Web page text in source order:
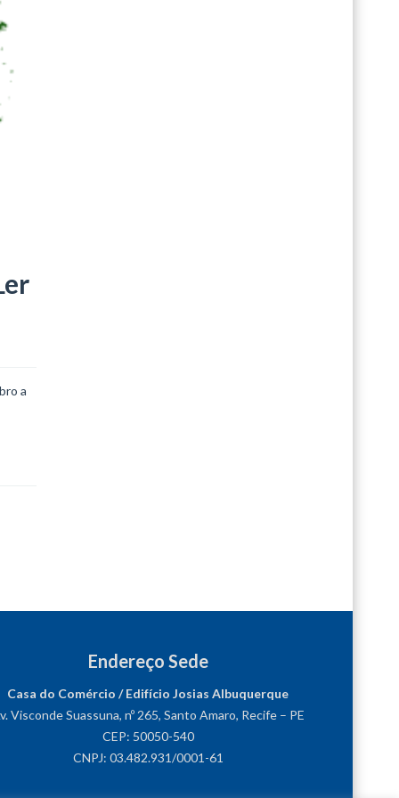
a
Endereço Sede
Casa do Comércio / Edifício Josias Albuquerque
Visconde Suassuna, nº 265, Santo Amaro, Recife – PE
CEP: 50050-540
CNPJ: 03.482.931/0001-61